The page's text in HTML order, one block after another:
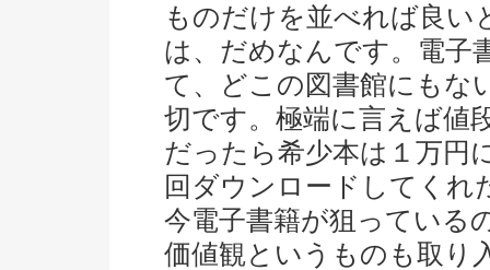
ものだけを並べれば良い
は、だめなんです。電子
て、どこの図書館にもな
切です。極端に言えば値
だったら希少本は１万円
回ダウンロードしてくれ
今電子書籍が狙っている
価値観というものも取り